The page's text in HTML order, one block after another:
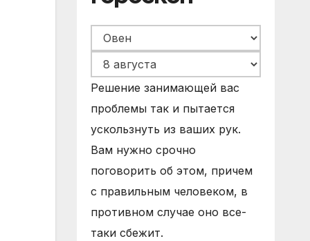
Решение занимающей вас
проблемы так и пытается
ускользнуть из ваших рук.
Вам нужно срочно
поговорить об этом, причем
с правильным человеком, в
противном случае оно все-
таки сбежит.